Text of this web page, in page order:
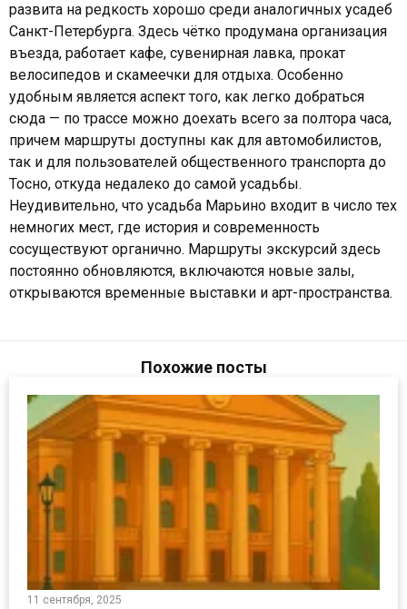
развита на редкость хорошо среди аналогичных усадеб
Санкт-Петербурга. Здесь чётко продумана организация
въезда, работает кафе, сувенирная лавка, прокат
велосипедов и скамеечки для отдыха. Особенно
удобным является аспект того, как легко добраться
сюда — по трассе можно доехать всего за полтора часа,
причем маршруты доступны как для автомобилистов,
так и для пользователей общественного транспорта до
Тосно, откуда недалеко до самой усадьбы.
Неудивительно, что усадьба Марьино входит в число тех
немногих мест, где история и современность
сосуществуют органично. Маршруты экскурсий здесь
постоянно обновляются, включаются новые залы,
открываются временные выставки и арт-пространства.
Похожие посты
11 сентября, 2025